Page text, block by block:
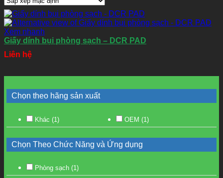
Xem nhanh
Giấy dính bụi phòng sạch – DCR PAD
Liên hệ
Chọn theo hãng sản xuất
Khác (1) OEM (1)
Chọn Theo Chức Năng và Ứng dụng
Phòng sạch (1)